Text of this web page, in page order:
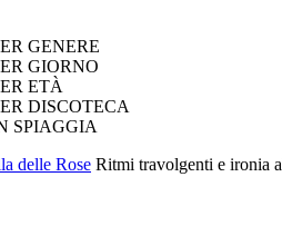
GENERE
GIORNO
ETÀ
DISCOTECA
SPIAGGIA
delle Rose Ritmi travolgenti e ironia